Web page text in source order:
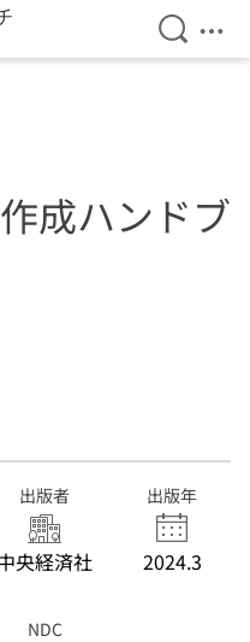
検索を
メ
成ハンドブ
出版者
央経済社
出版年
2024.3
NDC